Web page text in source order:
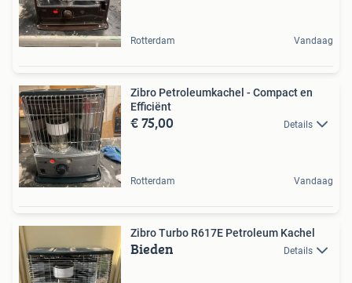
Rotterdam Vandaag
Zibro Petroleumkachel - Compact en
Efficiënt
€ 75,00 Details
Rotterdam Vandaag
Zibro Turbo R617E Petroleum Kachel
Bieden Details